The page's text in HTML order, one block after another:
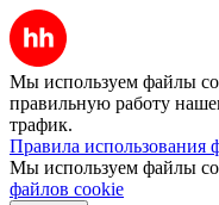
Мы используем файлы
правильную работу
трафик.
Правила использования
Мы используем файлы
файлов cookie